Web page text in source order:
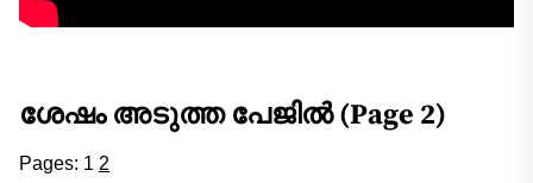
ശേഷം അടുത്ത പേജിൽ (Page 2)
Pages: 1 2